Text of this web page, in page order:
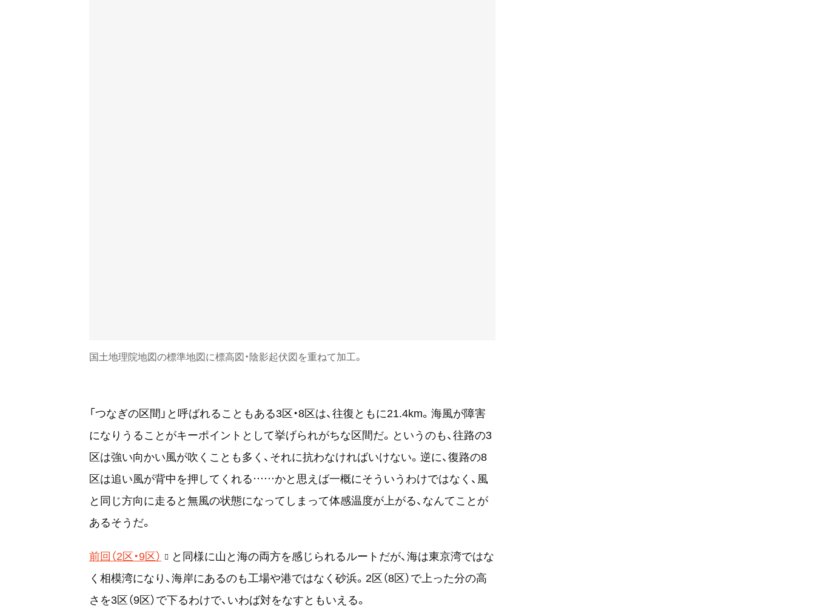
国土地理院地図の標準地図に標高図・陰影起伏図を重ねて加工。
「つなぎの区間」と呼ばれることもある3区・8区は、往復ともに21.4km。海風が障害
になりうることがキーポイントとして挙げられがちな区間だ。というのも、往路の3
区は強い向かい風が吹くことも多く、それに抗わなければいけない。逆に、復路の8
区は追い風が背中を押してくれる……かと思えば一概にそういうわけではなく、風
と同じ方向に走ると無風の状態になってしまって体感温度が上がる、なんてことが
あるそうだ。
前回（2区・9区）
と同様に山と海の両方を感じられるルートだが、海は東京湾ではな
く相模湾になり、海岸にあるのも工場や港ではなく砂浜。2区（8区）で上った分の高
さを3区（9区）で下るわけで、いわば対をなすともいえる。